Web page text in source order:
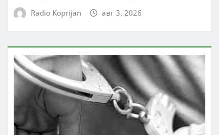
Radio Koprijan авг 3, 2026